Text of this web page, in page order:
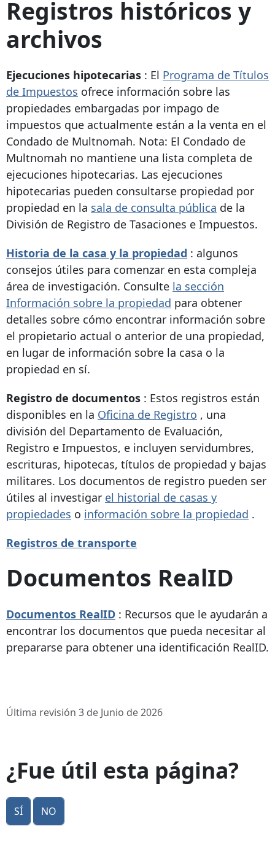
Registros históricos y
archivos
Ejecuciones hipotecarias : El Programa de Títulos
de Impuestos ofrece información sobre las
propiedades embargadas por impago de
impuestos que actualmente están a la venta en el
Condado de Multnomah. Nota: El Condado de
Multnomah no mantiene una lista completa de
ejecuciones hipotecarias. Las ejecuciones
hipotecarias pueden consultarse propiedad por
propiedad en la sala de consulta pública de la
División de Registro de Tasaciones e Impuestos.
Historia de la casa y la propiedad : algunos
consejos útiles para comenzar en esta compleja
área de investigación. Consulte la sección
Información sobre la propiedad para obtener
detalles sobre cómo encontrar información sobre
el propietario actual o anterior de una propiedad,
en lugar de información sobre la casa o la
propiedad en sí.
Registro de documentos : Estos registros están
disponibles en la Oficina de Registro , una
división del Departamento de Evaluación,
Registro e Impuestos, e incluyen servidumbres,
escrituras, hipotecas, títulos de propiedad y bajas
militares. Los documentos de registro pueden ser
útiles al investigar el historial de casas y
propiedades o información sobre la propiedad .
Registros de transporte
Documentos RealID
Documentos RealID : Recursos que le ayudarán a
encontrar los documentos que pueda necesitar al
prepararse para obtener una identificación RealID.
Última revisión 3 de Junio de 2026
¿Fue útil esta página?
Sí No